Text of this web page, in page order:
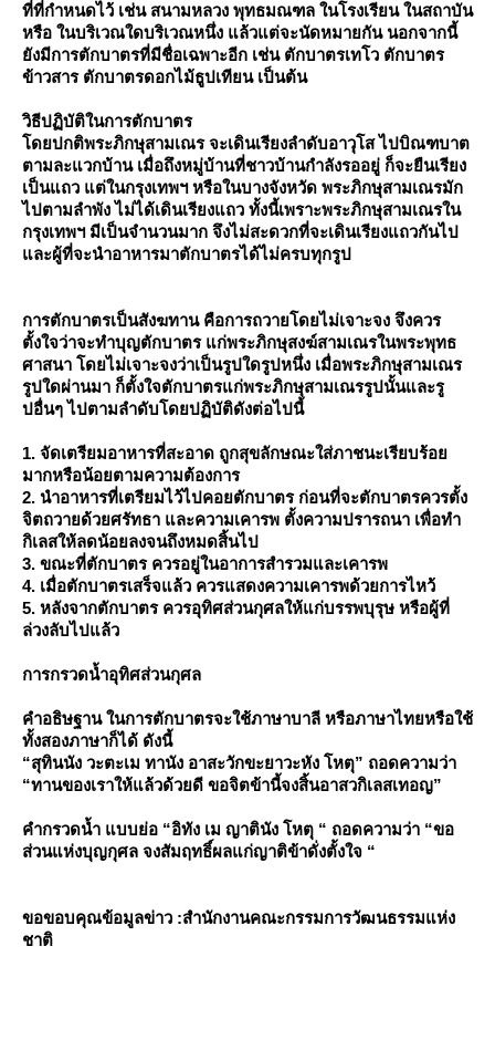
ที่ที่กำหนดไว้ เช่น สนามหลวง พุทธมณฑล ในโรงเรียน ในสถาบัน
หรือ ในบริเวณใดบริเวณหนึ่ง แล้วแต่จะนัดหมายกัน นอกจากนี้
ังมีการตักบาตรที่มีชื่อเฉพาะอีก เช่น ตักบาตรเทโว ตักบาตร
ข้าวสาร ตักบาตรดอกไม้ธูปเทียน เป็นต้น
วิธีปฏิบัติในการตักบาตร
ดยปกติพระภิกษุสามเณร จะเดินเรียงลำดับอาวุโส ไปบิณฑบาต
ตามละแวกบ้าน เมื่อถึงหมู่บ้านที่ชาวบ้านกำลังรออยู่ ก็จะยืนเรียง
เป็นแถว แต่ในกรุงเทพฯ หรือในบางจังหวัด พระภิกษุสามเณรมัก
ไปตามลำพัง ไม่ได้เดินเรียงแถว ทั้งนี้เพราะพระภิกษุสามเณรใน
กรุงเทพฯ มีเป็นจำนวนมาก จึงไม่สะดวกที่จะเดินเรียงแถวกันไป
ละผู้ที่จะนำอาหารมาตักบาตรได้ไม่ครบทุกรูป
การตักบาตรเป็นสังฆทาน คือการถวายโดยไม่เจาะจง จึงควร
ตั้งใจว่าจะทำบุญตักบาตร แก่พระภิกษุสงฆ์สามเณรในพระพุทธ
ศาสนา โดยไม่เจาะจงว่าเป็นรูปใดรูปหนึ่ง เมื่อพระภิกษุสามเณร
รูปใดผ่านมา ก็ตั้งใจตักบาตรแก่พระภิกษุสามเณรรูปนั้นและรู
ปอื่นๆ ไปตามลำดับโดยปฏิบัติดังต่อไปนี้
1. จัดเตรียมอาหารที่สะอาด ถูกสุขลักษณะใส่ภาชนะเรียบร้อ
มากหรือน้อยตามความต้องการ
2. นำอาหารที่เตรียมไว้ไปคอยตักบาตร ก่อนที่จะตักบาตรควรตั้ง
จิตถวายด้วยศรัทธา และความเคารพ ตั้งความปรารถนา เพื่อทำ
กิเลสให้ลดน้อยลงจนถึงหมดสิ้นไป
3. ขณะที่ตักบาตร ควรอยู่ในอาการสำรวมและเคารพ
4. เมื่อตักบาตรเสร็จแล้ว ควรแสดงความเคารพด้วยการไหว้
5. หลังจากตักบาตร ควรอุทิศส่วนกุศลให้แก่บรรพบุรุษ หรือผู้ที่
ล่วงลับไปแล้ว
การกรวดน้ำอุทิศส่วนกุศล
คำอธิษฐาน ในการตักบาตรจะใช้ภาษาบาลี หรือภาษาไทยหรือใช้
ทั้งสองภาษาก็ได้ ดังนี้
“สุทินนัง วะตะเม ทานัง อาสะวักขะยาวะหัง โหตุ” ถอดความว่า
“ทานของเราให้แล้วด้วยดี ขอจิตข้านี้จงสิ้นอาสวกิเลสเทอญ”
คำกรวดน้ำ แบบย่อ “อิทัง เม ญาตินัง โหตุ “ ถอดความว่า “ขอ
ส่วนแห่งบุญกุศล จงสัมฤทธิ์ผลแก่ญาติข้าดั่งตั้งใจ “
ขอขอบคุณข้อมูลข่าว :สำนักงานคณะกรรมการวัฒนธรรมแห่ง
ชาติ